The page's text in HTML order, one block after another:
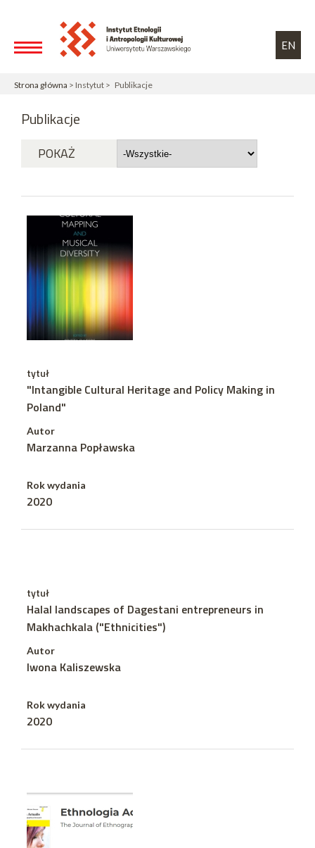
EN
Strona główna > Instytut > Publikacje
Publikacje
POKAŻ
tytuł
"Intangible Cultural Heritage and Policy Making in
Poland"
Autor
Marzanna Popławska
Rok wydania
2020
tytuł
Halal landscapes of Dagestani entrepreneurs in
Makhachkala ("Ethnicities")
Autor
Iwona Kaliszewska
Rok wydania
2020